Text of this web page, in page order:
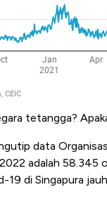
tetangga?
data
adalah 58.345
19 di Singapura